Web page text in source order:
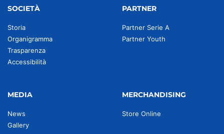
SOCIETÀ
Storia
Organigramma
Trasparenza
Accessibilità
PARTNER
Partner Serie A
Partner Youth
MEDIA
News
Gallery
MERCHANDISING
Store Online